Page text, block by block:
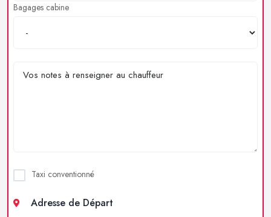
Bagages cabine
Taxi conventionné
Adresse de Départ